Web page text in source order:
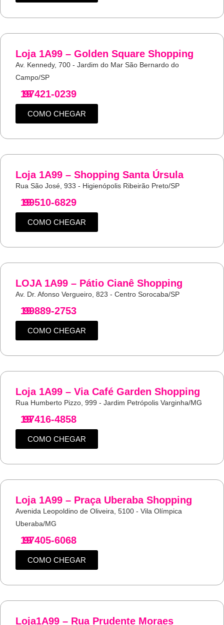
Loja 1A99 – Golden Square Shopping
Av. Kennedy, 700 - Jardim do Mar São Bernardo do
Campo/SP
19
97421-0239
COMO CHEGAR
Loja 1A99 – Shopping Santa Úrsula
Rua São José, 933 - Higienópolis Ribeirão Preto/SP
19
99510-6829
COMO CHEGAR
LOJA 1A99 – Pátio Cianê Shopping
Av. Dr. Afonso Vergueiro, 823 - Centro Sorocaba/SP
19
99889-2753
COMO CHEGAR
Loja 1A99 – Via Café Garden Shopping
Rua Humberto Pizzo, 999 - Jardim Petrópolis Varginha/MG
19
97416-4858
COMO CHEGAR
Loja 1A99 – Praça Uberaba Shopping
Avenida Leopoldino de Oliveira, 5100 - Vila Olímpica
Uberaba/MG
19
97405-6068
COMO CHEGAR
Loja1A99 – Rua Prudente Moraes